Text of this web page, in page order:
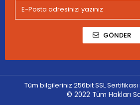
GÖNDER
Tüm bilgileriniz 256bit SSL
© 2022 Tüm Hakları